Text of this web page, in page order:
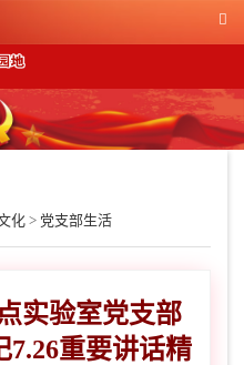
化 > 党支部生活
实验室党支部
7.26重要讲话精